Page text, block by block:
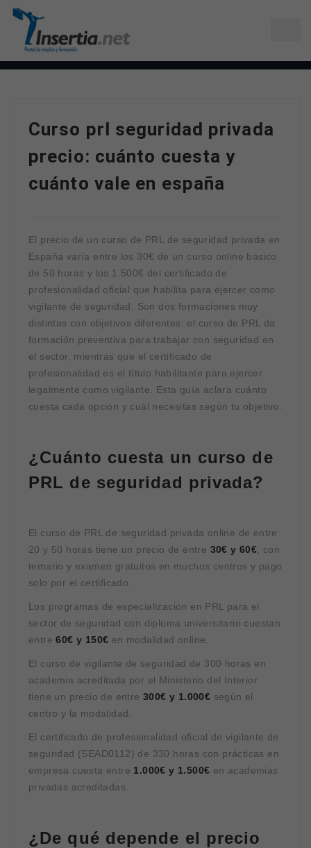
Curso prl seguridad privada
precio: cuánto cuesta y
cuánto vale en españa
El precio de un curso de PRL de seguridad privada en
España varía entre los 30€ de un curso online básico
de 50 horas y los 1.500€ del certificado de
profesionalidad oficial que habilita para ejercer como
vigilante de seguridad. Son dos formaciones muy
distintas con objetivos diferentes: el curso de PRL da
formación preventiva para trabajar con seguridad en
el sector, mientras que el certificado de
profesionalidad es el título habilitante para ejercer
legalmente como vigilante. Esta guía aclara cuánto
cuesta cada opción y cuál necesitas según tu objetivo.
¿Cuánto cuesta un curso de
PRL de seguridad privada?
El curso de PRL de seguridad privada online de entre
20 y 50 horas tiene un precio de entre 30€ y 60€ , con
temario y examen gratuitos en muchos centros y pago
solo por el certificado.
Los programas de especialización en PRL para el
sector de seguridad con diploma universitario cuestan
entre60€ y 150€ en modalidad online.
El curso de vigilante de seguridad de 300 horas en
academia acreditada por el Ministerio del Interior
tiene un precio de entre 300€ y 1.000€ según el
centro y la modalidad.
El certificado de profesionalidad oficial de vigilante de
seguridad (SEAD0112) de 330 horas con prácticas en
empresa cuesta entre 1.000€ y 1.500€ en academias
privadas acreditadas.
¿De qué depende el precio